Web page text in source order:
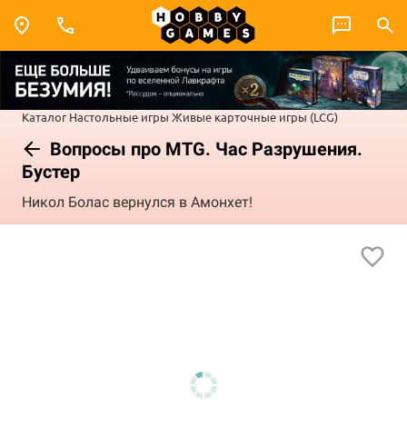
Каталог Настольные игры Живые карточные игры (LCG)
Вопросы про MTG. Час Разрушения.
Бустер
Никол Болас вернулся в Амонхет!